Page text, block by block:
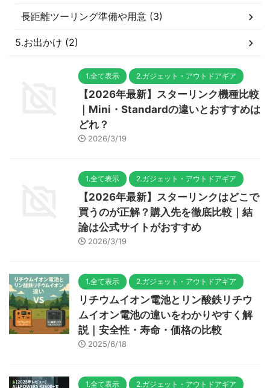
長距離ツーリング準備や用意 (3)
5.お出かけ (2)
1.全て表示 2.ガジェット・アウトドアギア
【2026年最新】スターリンク機種比較
｜Mini・Standardの違いとおすすめは
どれ？
2026/3/19
1.全て表示 2.ガジェット・アウトドアギア
【2026年最新】スターリンクはどこで
買うのが正解？購入先を徹底比較｜結
論は公式サイトがおすすめ
2026/3/19
1.全て表示 2.ガジェット・アウトドアギア
リチウムイオン電池とリン酸鉄リチウ
ムイオン電池の違いをわかりやすく解
説｜安全性・寿命・価格の比較
2025/6/18
1.全て表示 2.ガジェット・アウトドアギア